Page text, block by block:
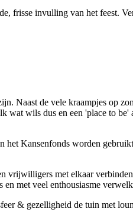
invulling van het feest.
Naast de vele kraampjes op
wat wils dus en een 'place to
het Kansenfonds worden
vrijwilligers met elkaar
met veel enthousiasme
& gezelligheid de tuin met